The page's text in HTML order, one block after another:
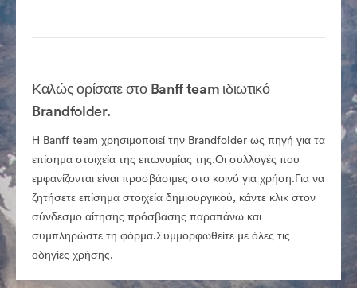
Καλώς ορίσατε στο Banff team ιδιωτικό
Brandfolder.
Η Banff team χρησιμοποιεί την Brandfolder ως πηγή για τα
επίσημα στοιχεία της επωνυμίας της.Οι συλλογές που
εμφανίζονται είναι προσβάσιμες στο κοινό για χρήση.Για να
ζητήσετε επίσημα στοιχεία δημιουργικού, κάντε κλικ στον
σύνδεσμο αίτησης πρόσβασης παραπάνω και
συμπληρώστε τη φόρμα.Συμμορφωθείτε με όλες τις
οδηγίες χρήσης.